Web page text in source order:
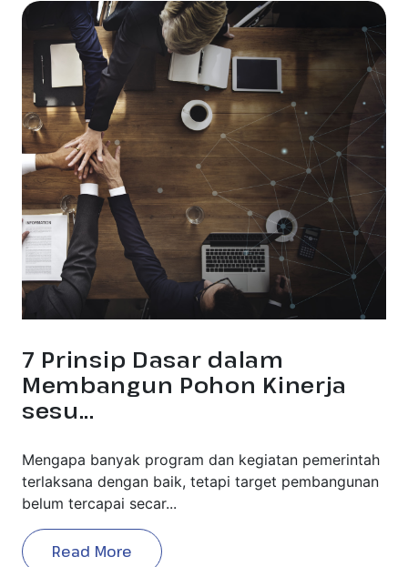
7 Prinsip Dasar dalam
Membangun Pohon Kinerja
sesu...
Mengapa banyak program dan kegiatan pemerintah
terlaksana dengan baik, tetapi target pembangunan
belum tercapai secar...
Read More